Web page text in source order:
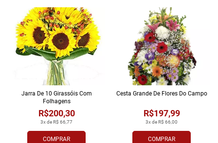
COMPRAR
3x de R$ 66,77
R$200,30
Jarra De 10 Girassóis Com
Folhagens
COMPRAR
3x de R$ 66,00
R$197,99
Cesta Grande De Flores Do Campo